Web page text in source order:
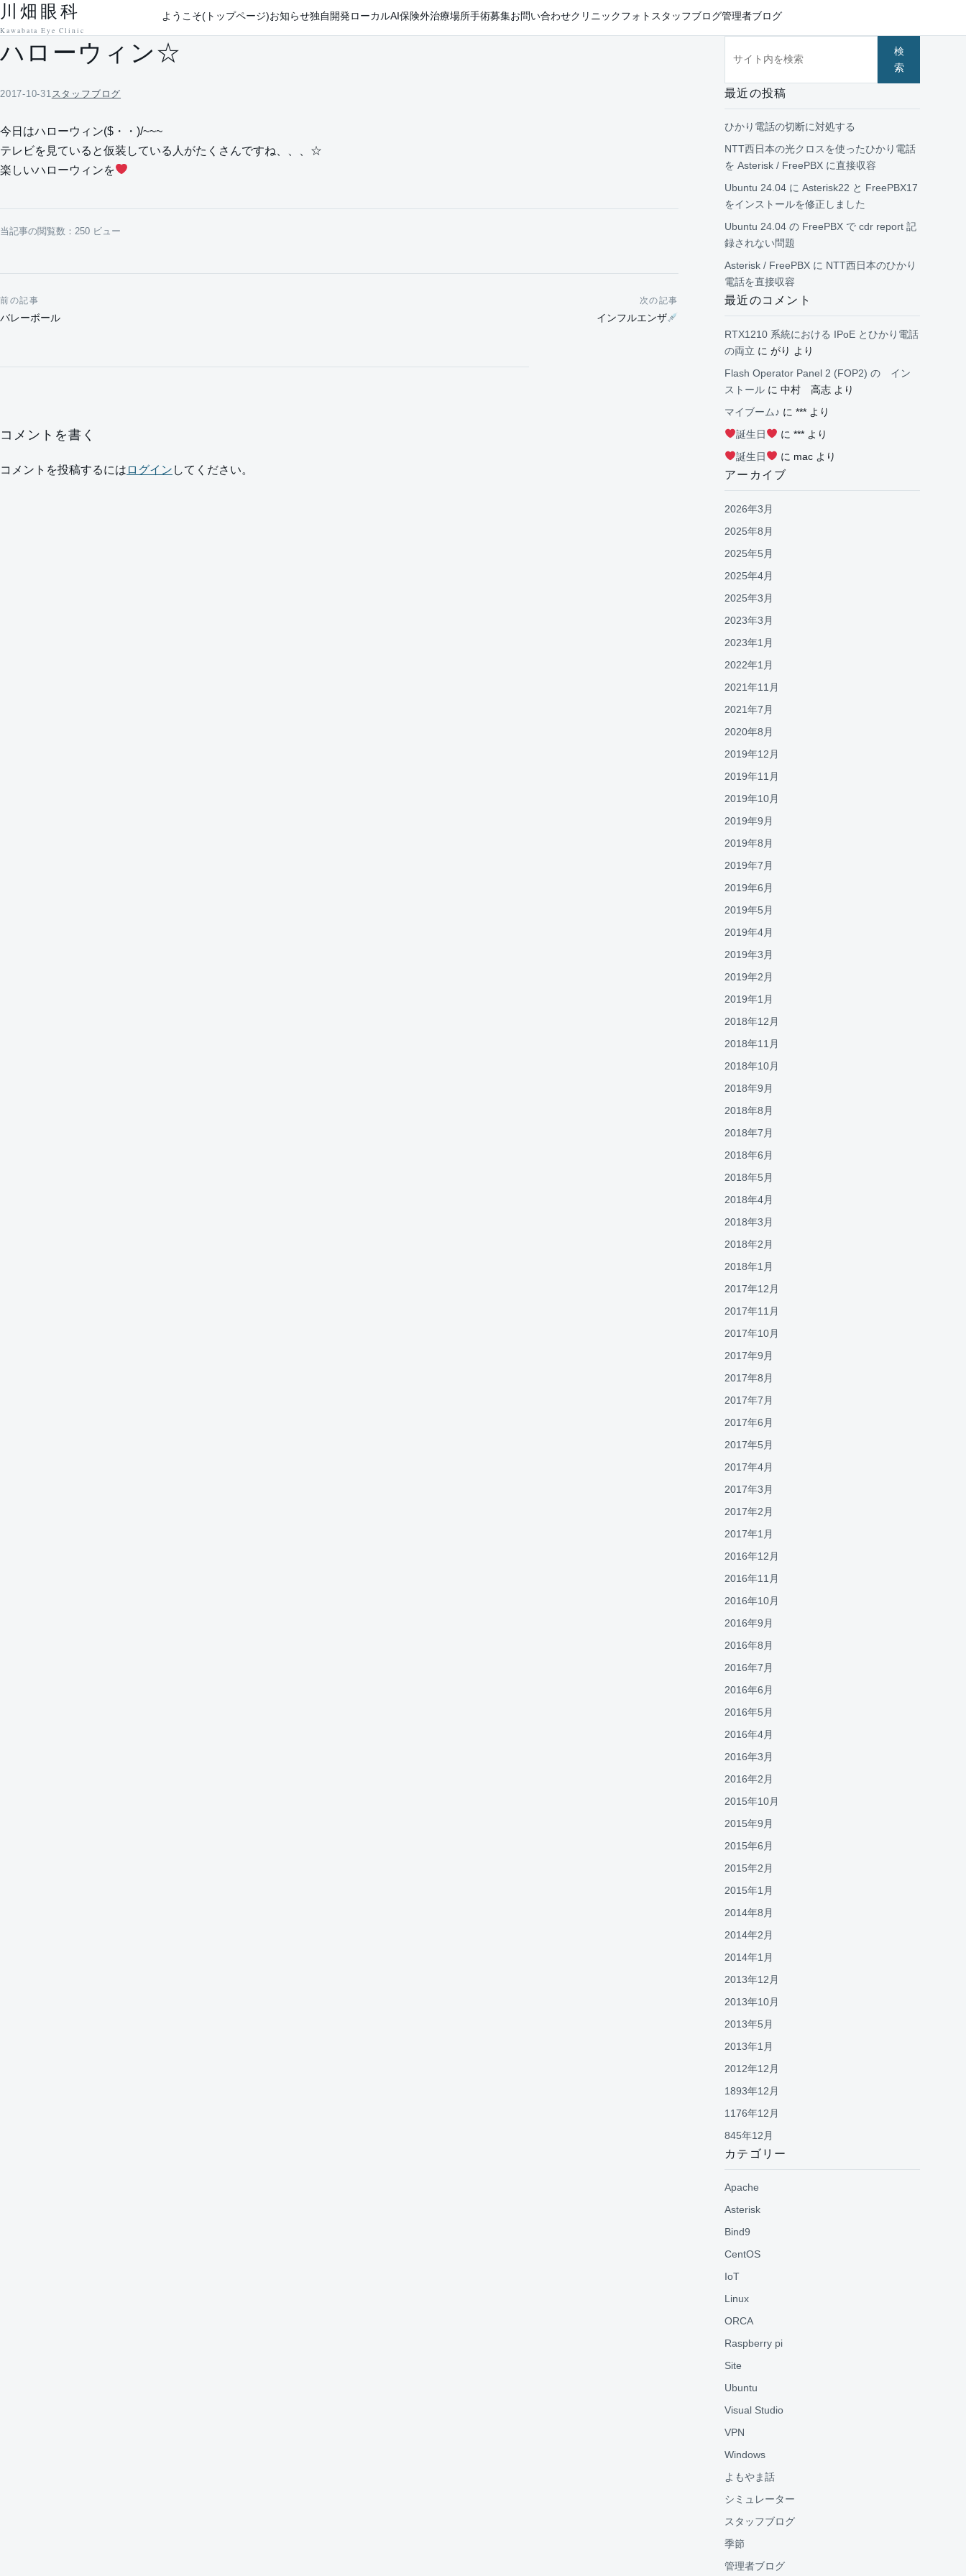
本文へ移動
川畑眼科
Kawabata Eye Clinic
ようこそ(トップページ)お知らせ独自開発ローカルAI保険外治療場所手術募集お問い合わせクリニックフォト スタッフブログ管理者ブログ
ハローウィン☆
2017-10-31 スタッフブログ
今日はハローウィン($・・)/~~~
テレビを見ていると仮装している人がたくさんですね、、、☆
楽しいハローウィンを
当記事の閲覧数：250 ビュー
投稿ナビゲーション
前の記事
バレーボール
次の記事
インフルエンザ
コメントを書く
コメントを投稿するには ログイン してください。
検
索
最近の投稿
ひかり電話の切断に対処する
NTT西日本の光クロスを使ったひかり電話
を Asterisk / FreePBX に直接収容
Ubuntu 24.04 に Asterisk22 と FreePBX17
をインストールを修正しました
Ubuntu 24.04 の FreePBX で cdr report 記
録されない問題
Asterisk / FreePBX に NTT西日本のひかり
電話を直接収容
最近のコメント
RTX1210 系統における IPoE とひかり電話
の両立 に がり より
Flash Operator Panel 2 (FOP2) の イン
ストール に 中村 高志 より
マイブーム♪ に *** より
誕生日
に ***より
誕生日
に macより
アーカイブ
2026年3月
2025年8月
2025年5月
2025年4月
2025年3月
2023年3月
2023年1月
2022年1月
2021年11月
2021年7月
2020年8月
2019年12月
2019年11月
2019年10月
2019年9月
2019年8月
2019年7月
2019年6月
2019年5月
2019年4月
2019年3月
2019年2月
2019年1月
2018年12月
2018年11月
2018年10月
2018年9月
2018年8月
2018年7月
2018年6月
2018年5月
2018年4月
2018年3月
2018年2月
2018年1月
2017年12月
2017年11月
2017年10月
2017年9月
2017年8月
2017年7月
2017年6月
2017年5月
2017年4月
2017年3月
2017年2月
2017年1月
2016年12月
2016年11月
2016年10月
2016年9月
2016年8月
2016年7月
2016年6月
2016年5月
2016年4月
2016年3月
2016年2月
2015年10月
2015年9月
2015年6月
2015年2月
2015年1月
2014年8月
2014年2月
2014年1月
2013年12月
2013年10月
2013年5月
2013年1月
2012年12月
1893年12月
1176年12月
845年12月
カテゴリー
Apache
Asterisk
Bind9
CentOS
IoT
Linux
ORCA
Raspberry pi
Site
Ubuntu
Visual Studio
VPN
Windows
よもやま話
シミュレーター
スタッフブログ
季節
管理者ブログ